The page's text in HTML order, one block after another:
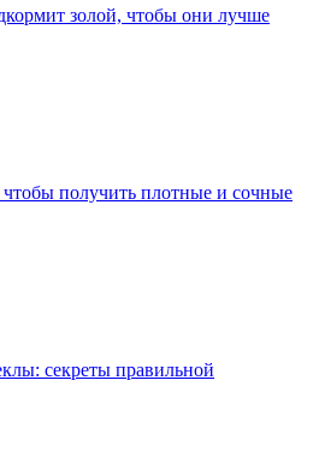
золой, чтобы они лучше
чтобы получить плотные и сочные
секреты правильной